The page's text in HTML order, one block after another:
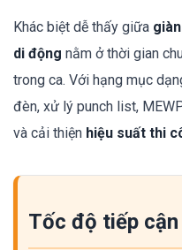
Khác biệt dễ thấy giữa
di động nằm ở thời gian
trong ca. Với hạng mục
đèn, xử lý punch list,
và cải thiện hiệu suất thi
Tốc độ tiếp